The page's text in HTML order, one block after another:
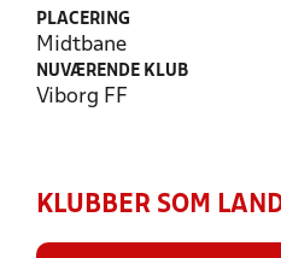
PLACERING
Midtbane
NUVÆRENDE KLUB
Viborg FF
KLUBBER SOM